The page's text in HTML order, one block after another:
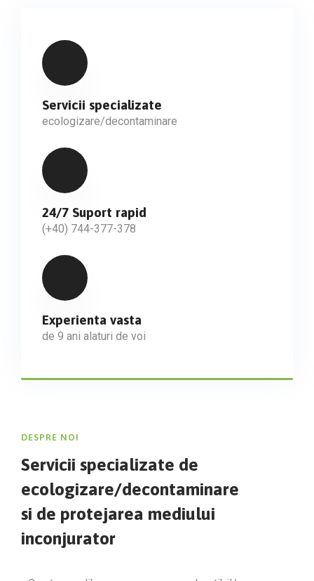
Servicii specializate
ecologizare/decontaminare
24/7 Suport rapid
(+40) 744-377-378
Experienta vasta
de 9 ani alaturi de voi
DESPRE NOI
Servicii specializate de
ecologizare/decontaminare
si de protejarea mediului
inconjurator